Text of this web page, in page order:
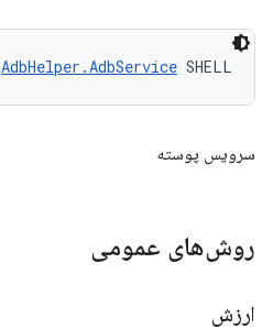
AdbHelper.AdbService SHELL
سرویس پوسته
روش‌های عمومی
ارزش